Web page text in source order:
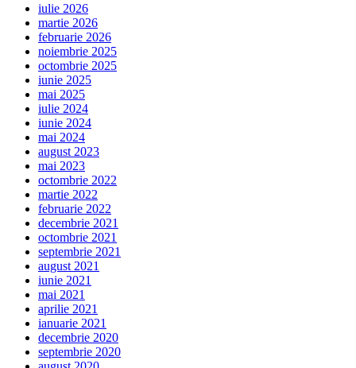
iulie 2026
martie 2026
februarie 2026
noiembrie 2025
octombrie 2025
iunie 2025
mai 2025
iulie 2024
iunie 2024
mai 2024
august 2023
mai 2023
octombrie 2022
martie 2022
februarie 2022
decembrie 2021
octombrie 2021
septembrie 2021
august 2021
iunie 2021
mai 2021
aprilie 2021
ianuarie 2021
decembrie 2020
septembrie 2020